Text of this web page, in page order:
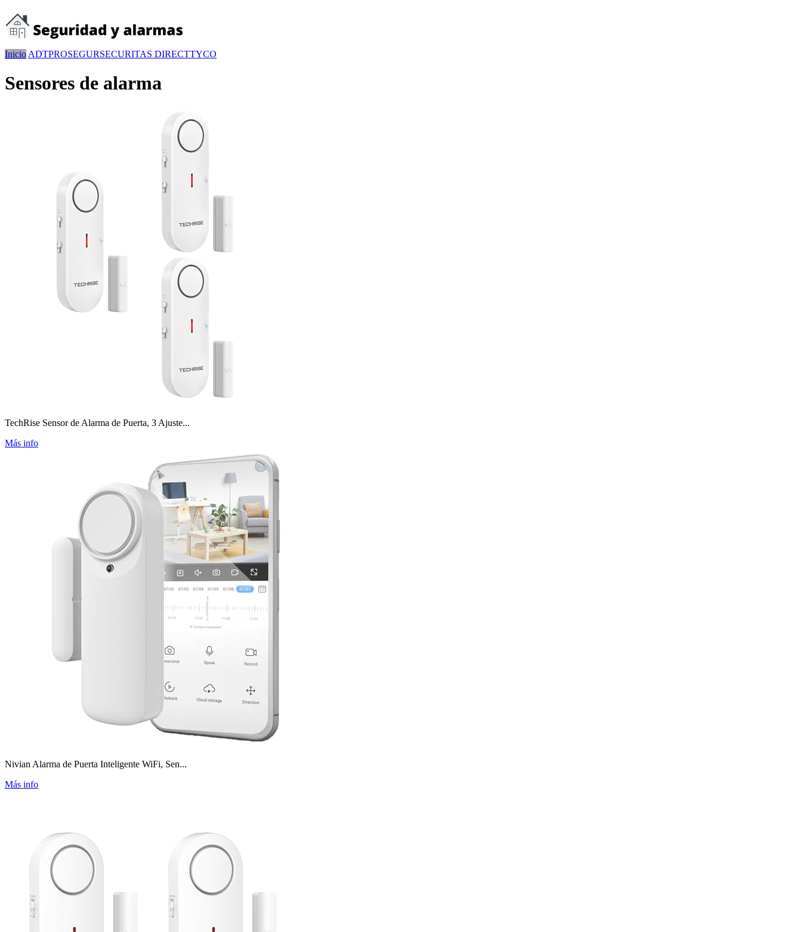
Inicio ADTPROSEGURSECURITAS DIRECTTYCO
Sensores de alarma
TechRise Sensor de Alarma de Puerta, 3 Ajuste...
Más info
Nivian Alarma de Puerta Inteligente WiFi, Sen...
Más info